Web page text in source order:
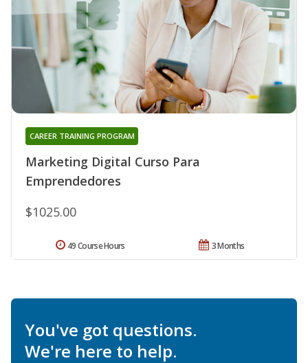
Marketing Digital Curso Para
Emprendedores
CAREER TRAINING PROGRAM
$1025.00
3 Months
49 Course Hours
You've got questions.
We're here to help.